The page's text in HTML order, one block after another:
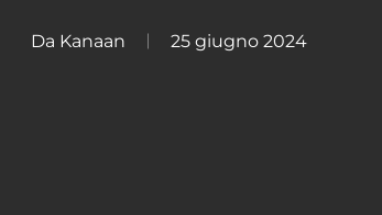
Da Kanaan 25 giugno 2024